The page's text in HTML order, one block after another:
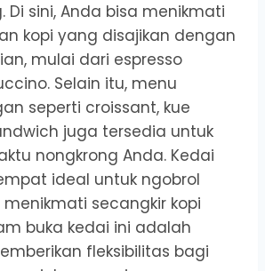
Di sini, Anda bisa menikmati
kopi yang disajikan dengan
mulai dari espresso
Selain itu, menu
seperti croissant, kue
juga tersedia untuk
nongkrong Anda. Kedai
ideal untuk ngobrol
secangkir kopi
buka kedai ini adalah
fleksibilitas bagi